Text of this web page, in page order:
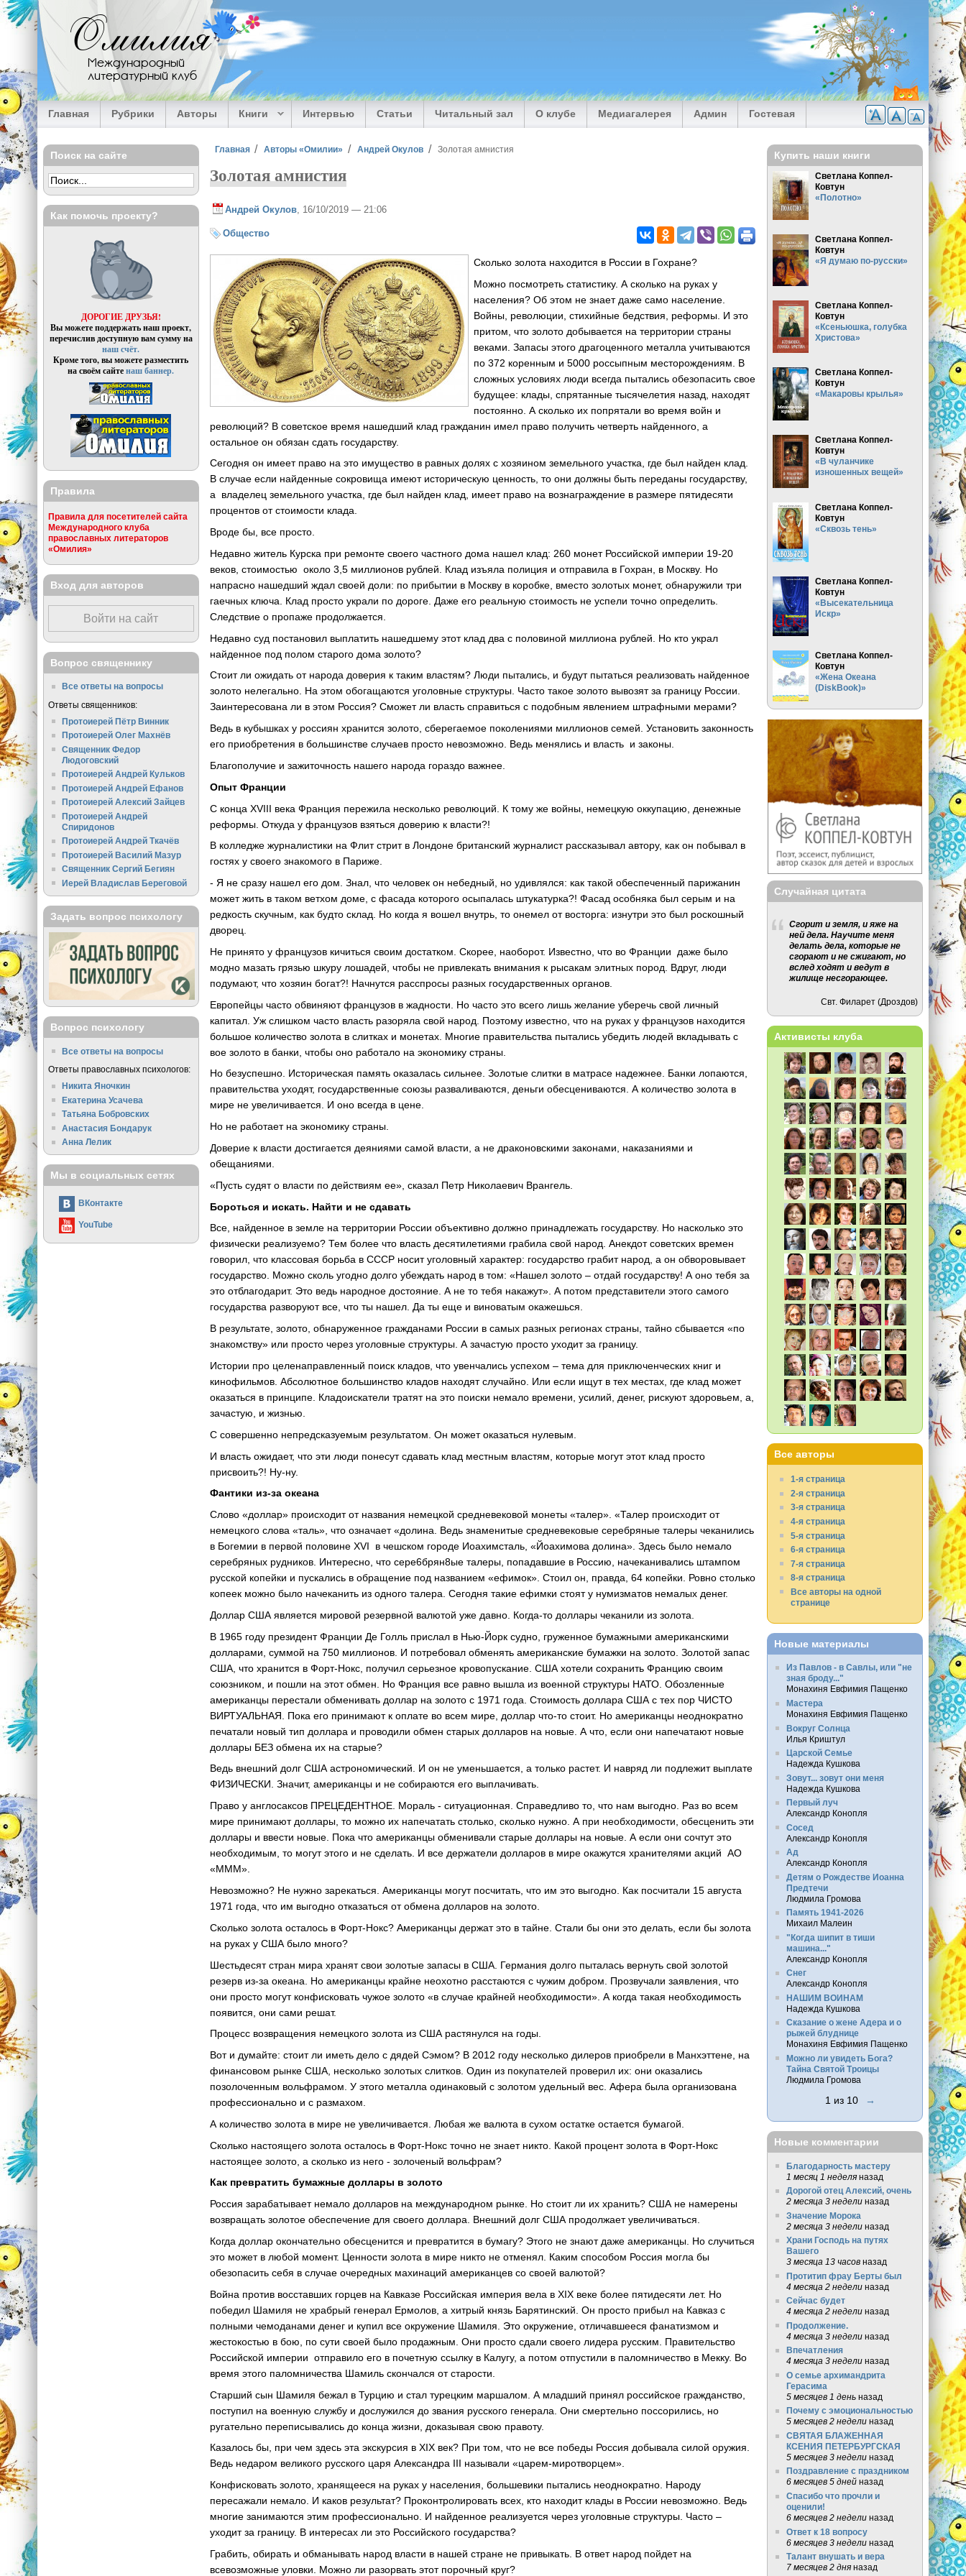
Перейти к основному содержанию
Омилия
Международный
литературный клуб
Главная Рубрики Авторы Книги Интервью Статьи Читальный зал О клубе Медиагалерея Админ Гостевая
Вы здесь
Главная Авторы «Омилии» Андрей Окулов Золотая амнистия
Золотая амнистия
Андрей Окулов , 16/10/2019 — 21:06
Общество
Сколько золота находится в России в Гохране?
Можно посмотреть статистику. А сколько на руках у
населения? Об этом не знает даже само население.
Войны, революции, стихийные бедствия, реформы. И это
притом, что золото добывается на территории страны
веками. Запасы этого драгоценного металла учитываются
по 372 коренным и 5000 россыпным месторождениям. В
сложных условиях люди всегда пытались обезопасить свое
будущее: клады, спрятанные тысячелетия назад, находят
постоянно. А сколько их попрятали во время войн и
революций? В советское время нашедший клад гражданин имел право получить четверть найденного, а
остальное он обязан сдать государству.
Сегодня он имеет право на это имущество в равных долях с хозяином земельного участка, где был найден клад.
В случае если найденные сокровища имеют историческую ценность, то они должны быть переданы государству,
а владелец земельного участка, где был найден клад, имеет право на вознаграждение в размере пятидесяти
процентов от стоимости клада.
Вроде бы, все просто.
Недавно житель Курска при ремонте своего частного дома нашел клад: 260 монет Российской империи 19-20
веков, стоимостью около 3,5 миллионов рублей. Клад изъяла полиция и отправила в Гохран, в Москву. Но
напрасно нашедший ждал своей доли: по прибытии в Москву в коробке, вместо золотых монет, обнаружили три
гаечных ключа. Клад просто украли по дороге. Даже его реальную стоимость не успели точно определить.
Следствие о пропаже продолжается.
Недавно суд постановил выплатить нашедшему этот клад два с половиной миллиона рублей. Но кто украл
найденное под полом старого дома золото?
Стоит ли ожидать от народа доверия к таким властям? Люди пытались, и будут пытаться реализовать найденное
золото нелегально. На этом обогащаются уголовные структуры. Часто такое золото вывозят за границу России.
Заинтересована ли в этом Россия? Сможет ли власть справиться с подобным явлением штрафными мерами?
Ведь в кубышках у россиян хранится золото, сберегаемое поколениями миллионов семей. Установить законность
его приобретения в большинстве случаев просто невозможно. Ведь менялись и власть и законы.
Благополучие и зажиточность нашего народа гораздо важнее.
Опыт Франции
С конца XVIII века Франция пережила несколько революций. К тому же войны, немецкую оккупацию, денежные
реформы. Откуда у французов взяться доверию к власти?!
В колледже журналистики на Флит стрит в Лондоне британский журналист рассказывал автору, как он побывал в
гостях у своего знакомого в Париже.
- Я не сразу нашел его дом. Знал, что человек он небедный, но удивлялся: как такой обеспеченный парижанин
может жить в таком ветхом доме, с фасада которого осыпалась штукатурка?! Фасад особняка был серым и на
редкость скучным, как будто склад. Но когда я вошел внутрь, то онемел от восторга: изнутри это был роскошный
дворец.
Не принято у французов кичиться своим достатком. Скорее, наоборот. Известно, что во Франции даже было
модно мазать грязью шкуру лошадей, чтобы не привлекать внимания к рысакам элитных пород. Вдруг, люди
подумают, что хозяин богат?! Начнутся расспросы разных государственных органов.
Европейцы часто обвиняют французов в жадности. Но часто это всего лишь желание уберечь свой личный
капитал. Уж слишком часто власть разоряла свой народ. Поэтому известно, что на руках у французов находится
большое количество золота в слитках и монетах. Многие правительства пытались убедить людей вкладывать с
вое золото в банки, чтобы оно работало на экономику страны.
Но безуспешно. Историческая память оказалась сильнее. Золотые слитки в матрасе надежнее. Банки лопаются,
правительства уходят, государственные союзы разваливаются, деньги обесцениваются. А количество золота в
мире не увеличивается. И оно всегда в цене.
Но не работает на экономику страны.
Доверие к власти достигается деяниями самой власти, а не драконовскими законами, наказаниями и
обещаниями.
«Пусть судят о власти по действиям ее», сказал Петр Николаевич Врангель.
Бороться и искать. Найти и не сдавать
Все, найденное в земле на территории России объективно должно принадлежать государству. Но насколько это
физически реализуемо? Тем более что власть десятилетиями грабила свой народ. Анекдот советских времен
говорил, что классовая борьба в СССР носит уголовный характер: государство грабит народ, а он обворовывает
государство. Можно сколь угодно долго убеждать народ в том: «Нашел золото – отдай государству! А оно тебя за
это отблагодарит. Это ведь народное достояние. А не то тебя накажут». А потом представители этого самого
государства разворуют все, что ты нашел. Да ты еще и виноватым окажешься.
В результате, золото, обнаруженное гражданами России в самых разных регионах страны, тайно сбывается «по
знакомству» или просто через уголовные структуры. А зачастую просто уходит за границу.
Истории про целенаправленный поиск кладов, что увенчались успехом – тема для приключенческих книг и
кинофильмов. Абсолютное большинство кладов находят случайно. Или если ищут в тех местах, где клад может
оказаться в принципе. Кладоискатели тратят на это поиски немало времени, усилий, денег, рискуют здоровьем, а,
зачастую, и жизнью.
С совершенно непредсказуемым результатом. Он может оказаться нулевым.
И власть ожидает, что эти люди понесут сдавать клад местным властям, которые могут этот клад просто
присвоить?! Ну-ну.
Фантики из-за океана
Слово «доллар» происходит от названия немецкой средневековой монеты «талер». «Талер происходит от
немецкого слова «таль», что означает «долина. Ведь знаменитые средневековые серебряные талеры чеканились
в Богемии в первой половине XVI в чешском городе Иоахимсталь, «Йоахимова долина». Здесь было немало
серебряных рудников. Интересно, что сере6брян8ые талеры, попадавшие в Россию, начеканивались штампом
русской копейки и пускались в обращение под названием «ефимок». Стоил он, правда, 64 копейки. Ровно столько
копеек можно было начеканить из одного талера. Сегодня такие ефимки стоят у нумизматов немалых денег.
Доллар США является мировой резервной валютой уже давно. Когда-то доллары чеканили из золота.
В 1965 году президент Франции Де Голль прислал в Нью-Йорк судно, груженное бумажными американскими
долларами, суммой на 750 миллионов. И потребовал обменять американские бумажки на золото. Золотой запас
США, что хранится в Форт-Нокс, получил серьезное кровопускание. США хотели сохранить Францию своим
союзником, и пошли на этот обмен. Но Франция все равно вышла из военной структуры НАТО. Обозленные
американцы перестали обменивать доллар на золото с 1971 года. Стоимость доллара США с тех пор ЧИСТО
ВИРТУАЛЬНАЯ. Пока его принимают к оплате во всем мире, доллар что-то стоит. Но американцы неоднократно
печатали новый тип доллара и проводили обмен старых долларов на новые. А что, если они напечатают новые
доллары БЕЗ обмена их на старые?
Ведь внешний долг США астрономический. И он не уменьшается, а только растет. И навряд ли подлежит выплате
ФИЗИЧЕСКИ. Значит, американцы и не собираются его выплачивать.
Право у англосаксов ПРЕЦЕДЕНТНОЕ. Мораль - ситуационная. Справедливо то, что нам выгодно. Раз во всем
мире принимают доллары, то можно их напечатать столько, сколько нужно. А при необходимости, обесценить эти
доллары и ввести новые. Пока что американцы обменивали старые доллары на новые. А если они сочтут это
необходимым, то могут этого и не сделать. И все держатели долларов в мире окажутся хранителями акций АО
«МММ».
Невозможно? Не нужно зарекаться. Американцы могут посчитать, что им это выгодно. Как посчитали 15 августа
1971 года, что им выгодно отказаться от обмена долларов на золото.
Сколько золота осталось в Форт-Нокс? Американцы держат это в тайне. Стали бы они это делать, если бы золота
на руках у США было много?
Шестьдесят стран мира хранят свои золотые запасы в США. Германия долго пыталась вернуть свой золотой
резерв из-за океана. Но американцы крайне неохотно расстаются с чужим добром. Прозвучали заявления, что
они просто могут конфисковать чужое золото «в случае крайней необходимости». А когда такая необходимость
появится, они сами решат.
Процесс возвращения немецкого золота из США растянулся на годы.
Вот и думайте: стоит ли иметь дело с дядей Сэмом? В 2012 году несколько дилеров приобрели в Манхэттене, на
финансовом рынке США, несколько золотых слитков. Один из покупателей проверил их: они оказались
позолоченным вольфрамом. У этого металла одинаковый с золотом удельный вес. Афера была организована
профессионально и с размахом.
А количество золота в мире не увеличивается. Любая же валюта в сухом остатке остается бумагой.
Сколько настоящего золота осталось в Форт-Нокс точно не знает никто. Какой процент золота в Форт-Нокс
настоящее золото, а сколько из него - золоченый вольфрам?
Как превратить бумажные доллары в золото
Россия зарабатывает немало долларов на международном рынке. Но стоит ли их хранить? США не намерены
возвращать золотое обеспечение для своего доллара. Внешний долг США продолжает увеличиваться.
Когда доллар окончательно обесценится и превратится в бумагу? Этого не знают даже американцы. Но случиться
это может в любой момент. Ценности золота в мире никто не отменял. Каким способом Россия могла бы
обезопасить себя в случае очередных махинаций американцев со своей валютой?
Война против восставших горцев на Кавказе Российская империя вела в XIX веке более пятидесяти лет. Но
победил Шамиля не храбрый генерал Ермолов, а хитрый князь Барятинский. Он просто прибыл на Кавказ с
полными чемоданами денег и купил все окружение Шамиля. Это окружение, отличавшееся фанатизмом и
жестокостью в бою, по сути своей было продажным. Они просто сдали своего лидера русским. Правительство
Российской империи отправило его в почетную ссылку в Калугу, а потом отпустили в паломничество в Мекку. Во
время этого паломничества Шамиль скончался от старости.
Старший сын Шамиля бежал в Турцию и стал турецким маршалом. А младший принял российское гражданство,
поступил на военную службу и дослужился до звания русского генерала. Они смертельно поссорились, но
ругательно переписывались до конца жизни, доказывая свою правоту.
Казалось бы, при чем здесь эта экскурсия в XIX век? При том, что не все победы Россия добывала силой оружия.
Ведь недаром великого русского царя Александра III называли «царем-миротворцем».
Конфисковать золото, хранящееся на руках у населения, большевики пытались неоднократно. Народу
пересажали немало. И каков результат? Проконтролировать всех, кто находит клады в России невозможно. Ведь
многие занимаются этим профессионально. И найденное реализуется через уголовные структуры. Часто –
уходит за границу. В интересах ли это Российского государства?
Грабить, обирать и обманывать народ власти в нашей стране не привыкать. В ответ народ пойдет на
всевозможные уловки. Можно ли разорвать этот порочный круг?
Поиск на сайте
Как помочь проекту?
ДОРОГИЕ ДРУЗЬЯ!
Вы можете поддержать наш проект,
перечислив доступную вам сумму на
наш счёт.
Кроме того, вы можете разместить
на своём сайтенаш баннер.
Правила
Правила для посетителей сайта
Международного клуба
православных литераторов
«Омилия»
Вход для авторов
Войти на сайт
Вопрос священнику
Все ответы на вопросы
Ответы священников:
Протоиерей Пётр Винник
Протоиерей Олег Махнёв
Священник Федор
Людоговский
Протоиерей Андрей Кульков
Протоиерей Андрей Ефанов
Протоиерей Алексий Зайцев
Протоиерей Андрей
Спиридонов
Протоиерей Андрей Ткачёв
Протоиерей Василий Мазур
Священник Сергий Бегиян
Иерей Владислав Береговой
Задать вопрос психологу
Вопрос психологу
Все ответы на вопросы
Ответы православных психологов:
Никита Яночкин
Екатерина Усачева
Татьяна Бобровских
Анастасия Бондарук
Анна Лелик
Мы в социальных сетях
ВКонтакте
YouTube
Купить наши книги
Светлана Коппел-
Ковтун
«Полотно»
Светлана Коппел-
Ковтун
«Я думаю по-русски»
Светлана Коппел-
Ковтун
«Ксеньюшка, голубка
Христова»
Светлана Коппел-
Ковтун
«Макаровы крылья»
Светлана Коппел-
Ковтун
«В чуланчике
изношенных вещей»
Светлана Коппел-
Ковтун
«Сквозь тень»
Светлана Коппел-
Ковтун
«Высекательница
Искр»
Светлана Коппел-
Ковтун
«Жена Океана
(DiskBook)»
Случайная цитата
Сгорит и земля, и яже на
ней дела. Научите меня
делать дела, которые не
сгорают и не сжигают, но
вслед ходят и ведут в
жилище несгорающее.
Свт. Филарет (Дроздов)
Активисты клуба
Все авторы
1-я страница
2-я страница
3-я страница
4-я страница
5-я страница
6-я страница
7-я страница
8-я страница
Все авторы на одной
странице
Новые материалы
Из Павлов - в Савлы, или "не
зная броду..."
Монахиня Евфимия Пащенко
Мастера
Монахиня Евфимия Пащенко
Вокруг Солнца
Илья Криштул
Царской Семье
Надежда Кушкова
Зовут... зовут они меня
Надежда Кушкова
Первый луч
Александр Конопля
Сосед
Александр Конопля
Ад
Александр Конопля
Детям о Рождестве Иоанна
Предтечи
Людмила Громова
Память 1941-2026
Михаил Малеин
"Когда шипит в тиши
машина..."
Александр Конопля
Снег
Александр Конопля
НАШИМ ВОИНАМ
Надежда Кушкова
Сказание о жене Адера и о
рыжей блуднице
Монахиня Евфимия Пащенко
Можно ли увидеть Бога?
Тайна Святой Троицы
Людмила Громова
1 из 10 →
Новые комментарии
Благодарность мастеру
1 месяц 1 неделяназад
Дорогой отец Алексий, очень
2 месяца 3 неделиназад
Значение Морока
2 месяца 3 неделиназад
Храни Господь на путях
Вашего
3 месяца 13 часовназад
Протитип фрау Берты был
4 месяца 2 неделиназад
Сейчас будет
4 месяца 2 неделиназад
Продолжение.
4 месяца 3 неделиназад
Впечатления
4 месяца 3 неделиназад
О семье архимандрита
Герасима
5 месяцев 1 деньназад
Почему с эмоциональностью
5 месяцев 2 неделиназад
СВЯТАЯ БЛАЖЕННАЯ
КСЕНИЯ ПЕТЕРБУРГСКАЯ
5 месяцев 3 неделиназад
Поздравление с праздником
6 месяцев 5 днейназад
Спасибо что прочли и
оценили!
6 месяцев 2 неделиназад
Ответ к 18 вопросу
6 месяцев 3 неделиназад
Талант внушать и вера
7 месяцев 2 дняназад